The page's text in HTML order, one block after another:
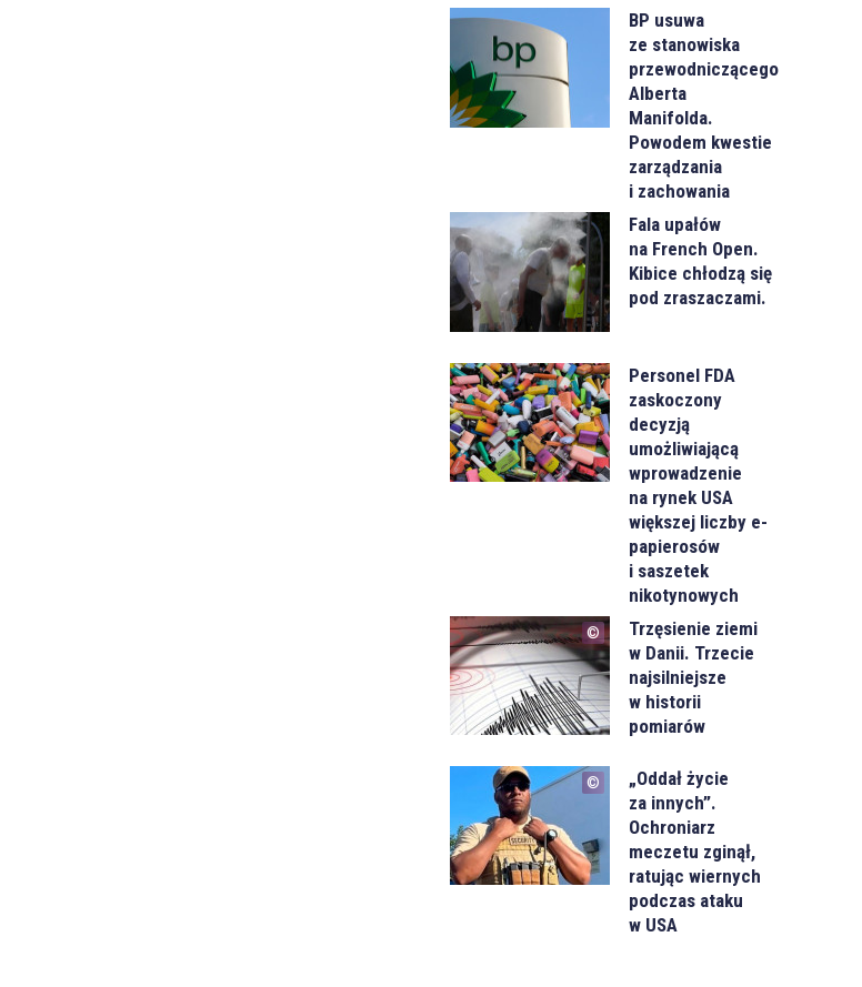
BP usuwa
ze stanowiska
przewodniczącego
Alberta
Manifolda.
Powodem kwestie
zarządzania
i zachowania
Fala upałów
na French Open.
Kibice chłodzą się
pod zraszaczami.
Personel FDA
zaskoczony
decyzją
umożliwiającą
wprowadzenie
na rynek USA
większej liczby e-
papierosów
i saszetek
nikotynowych
Trzęsienie ziemi
w Danii. Trzecie
najsilniejsze
w historii
pomiarów
„Oddał życie
za innych”.
Ochroniarz
meczetu zginął,
ratując wiernych
podczas ataku
w USA